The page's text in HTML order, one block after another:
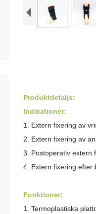
Produktdetaljs:
Indikationer:
1. Extern fixering av
2. Extern fixering av
3. Postoperativ extern
4. Extern fixering efter
Funktioner:
1. Termoplastiska